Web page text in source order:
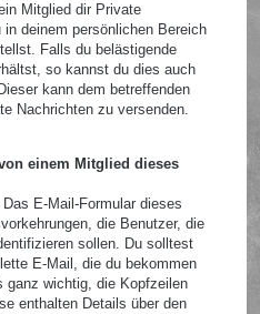
Mitglied dir Private
deinem persönlichen Bereich
Falls du belästigende
so kannst du dies auch
kann dem betreffenden
Nachrichten zu versenden.
einem Mitglied dieses
E-Mail-Formular dieses
die Benutzer, die
sollen. Du solltest
E-Mail, die du bekommen
ganz wichtig, die Kopfzeilen
enthalten Details über den